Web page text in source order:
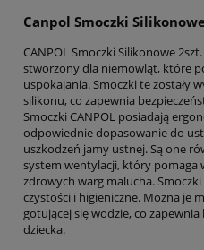
Canpol Smoczki
CANPOL Smoczki Silikonowe
stworzony dla niemowląt, które
uspokajania. Smoczki te zostały
silikonu, co zapewnia
Smoczki CANPOL posiadają
odpowiednie dopasowanie do
uszkodzeń jamy ustnej. Są one
system wentylacji, który pomaga
zdrowych warg malucha.
czystości i higieniczne. Można je
gotującej się wodzie, co
dziecka.